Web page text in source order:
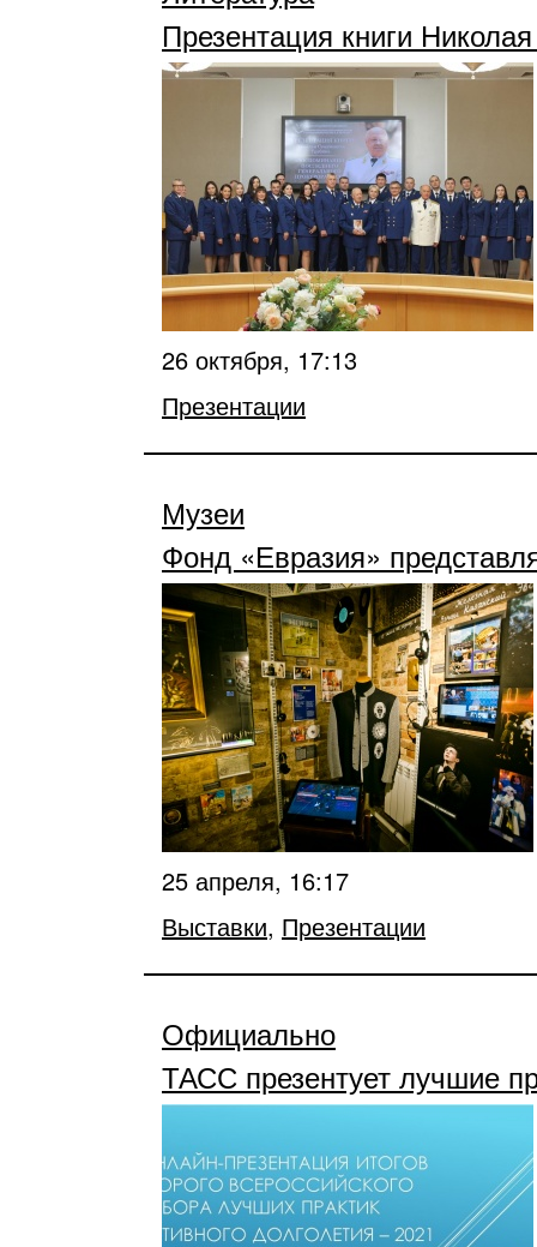
Презентация книги
26 октября, 17:13
Презентации
Музеи
Фонд «Евразия»
25 апреля, 16:17
Выставки, Презентации
Официально
ТАСС презентует лучшие